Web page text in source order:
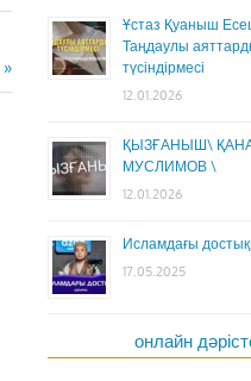
Ұстаз Қуаныш
Таңдаулы
түсіндірмесі
12.01.2026
ҚЫЗҒАНЫШ\
МУСЛИМОВ \
12.01.2026
Исламдағы
17.05.2025
онлайн